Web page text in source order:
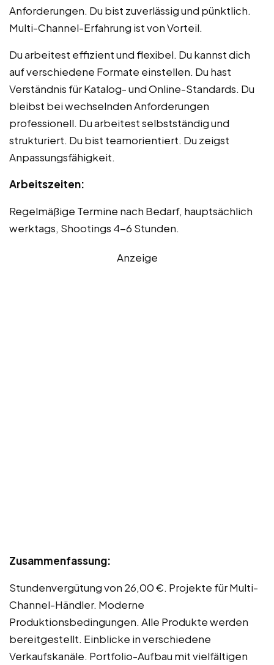
Anforderungen. Du bist zuverlässig und pünktlich.
Multi-Channel-Erfahrung ist von Vorteil.
Du arbeitest effizient und flexibel. Du kannst dich
auf verschiedene Formate einstellen. Du hast
Verständnis für Katalog- und Online-Standards. Du
bleibst bei wechselnden Anforderungen
professionell. Du arbeitest selbstständig und
strukturiert. Du bist teamorientiert. Du zeigst
Anpassungsfähigkeit.
Arbeitszeiten:
Regelmäßige Termine nach Bedarf, hauptsächlich
werktags, Shootings 4-6 Stunden.
Anzeige
Zusammenfassung:
Stundenvergütung von 26,00 €. Projekte für Multi-
Channel-Händler. Moderne
Produktionsbedingungen. Alle Produkte werden
bereitgestellt. Einblicke in verschiedene
Verkaufskanäle. Portfolio-Aufbau mit vielfältigen